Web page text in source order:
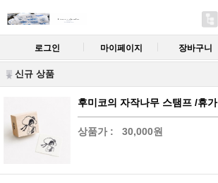
로그인 마이페이지 장바구니
신규 상품
후미코의 자작나무 스탬프 /휴
상품가 : 30,000원